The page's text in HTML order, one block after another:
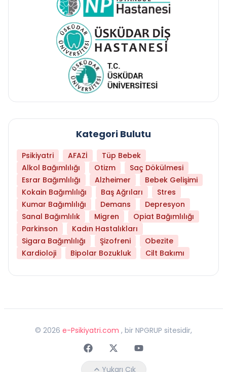
Kategori Bulutu
Psikiyatri AFAZİ
Tüp Bebek
Alkol Bağımlılığı
Otizm
Saç Dökülmesi
Esrar Bağımlılığı
Alzheimer
Bebek Gelişimi
Kokain Bağımlılığı
Baş Ağrıları
Stres
Kumar Bağımlılığı
Demans
Depresyon
Sanal Bağımlılık
Migren
Opiat Bağımlılığı
Parkinson
Kadın Hastalıkları
Sigara Bağımlılığı
Şizofreni
Obezite
Kardioloji
Bipolar Bozukluk Cilt Bakımı
© 2026 e-Psikiyatri.com , bir NPGRUP sitesidir,
FaceebokTwitterYoutube
Yukarı Çık